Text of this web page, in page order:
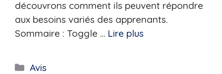
découvrons comment ils peuvent répondre
aux besoins variés des apprenants.
Sommaire : Toggle … Lire plus
Catégories
Avis